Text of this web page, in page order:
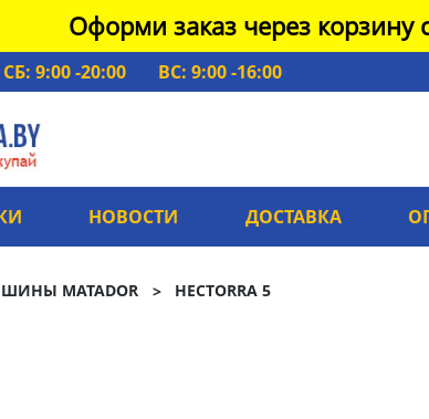
Оформи заказ через корзину
9:00 -20:00
ВС: 9:00 -16:00
НОВОСТИ ДОСТАВКА
ШИНЫ MATADOR HECTORRA 5